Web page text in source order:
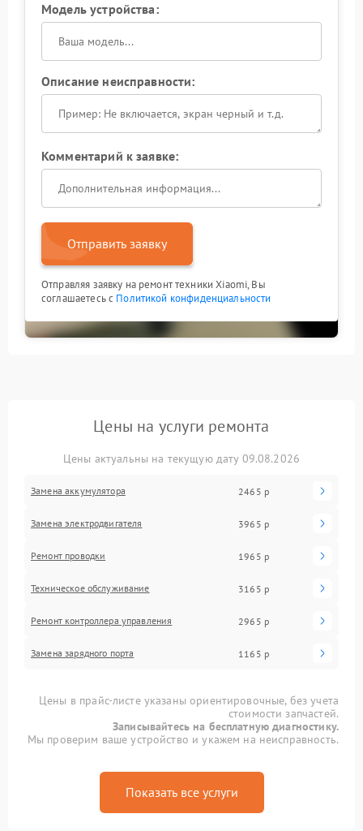
Модель устройства:
Описание неисправности:
Комментарий к заявке:
Отправить заявку
Отправляя заявку на ремонт техники Xiaomi, Вы
соглашаетесь с Политикой конфиденциальности
Цены на услуги ремонта
Цены актуальны на текущую дату 09.08.2026
Замена аккумулятора 2465 р
Замена электродвигателя 3965 р
Ремонт проводки 1965 р
Техническое обслуживание 3165 р
Ремонт контроллера управления 2965 р
Замена зарядного порта 1165 р
Цены в прайс-листе указаны ориентировочные, без учета
стоимости запчастей.
Записывайтесь на бесплатную диагностику.
Мы проверим ваше устройство и укажем на неисправность.
Показать все услуги